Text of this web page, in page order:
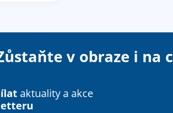
v obraze i na
aktuality a akce